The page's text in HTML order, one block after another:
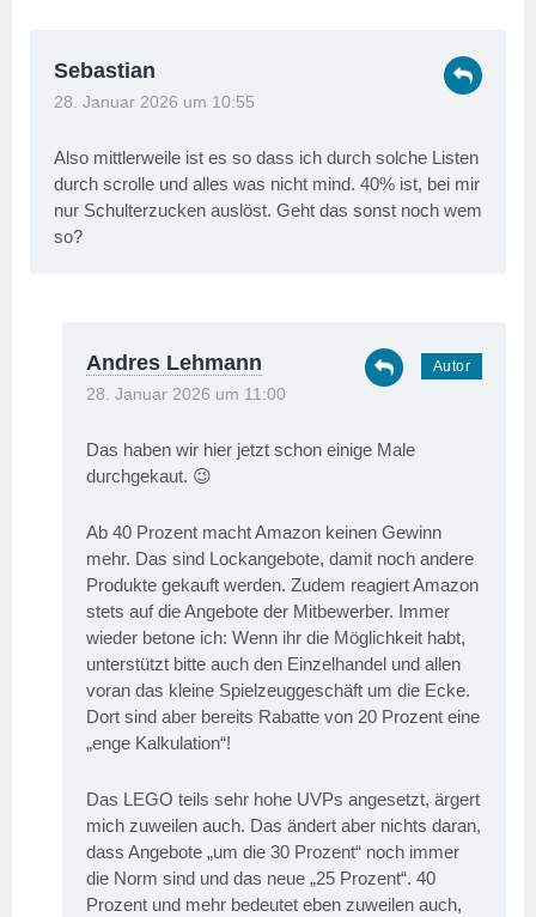
Sebastian
28. Januar 2026 um 10:55
Also mittlerweile ist es so dass ich durch solche Listen
durch scrolle und alles was nicht mind. 40% ist, bei mir
nur Schulterzucken auslöst. Geht das sonst noch wem
so?
Andres Lehmann
28. Januar 2026 um 11:00
Das haben wir hier jetzt schon einige Male
durchgekaut. 😉
Ab 40 Prozent macht Amazon keinen Gewinn
mehr. Das sind Lockangebote, damit noch andere
Produkte gekauft werden. Zudem reagiert Amazon
stets auf die Angebote der Mitbewerber. Immer
wieder betone ich: Wenn ihr die Möglichkeit habt,
unterstützt bitte auch den Einzelhandel und allen
voran das kleine Spielzeuggeschäft um die Ecke.
Dort sind aber bereits Rabatte von 20 Prozent eine
„enge Kalkulation“!
Das LEGO teils sehr hohe UVPs angesetzt, ärgert
mich zuweilen auch. Das ändert aber nichts daran,
dass Angebote „um die 30 Prozent“ noch immer
die Norm sind und das neue „25 Prozent“. 40
Prozent und mehr bedeutet eben zuweilen auch,